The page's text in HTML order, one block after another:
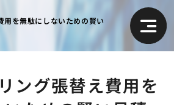
用を無駄にしないための賢い
ング張替え費用を